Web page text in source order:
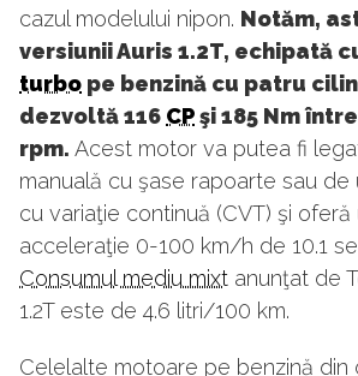
cazul modelului nipon. Notăm,
versiunii Auris 1.2T, echipată
turbo pe benzină cu patru
dezvoltă 116 CPşi 185 Nm
rpm. Acest motor va putea fi
manuală cu şase rapoarte sau de
cu variaţie continuă (CVT) şi
acceleraţie 0-100 km/h de 10.1
Consumul mediu mixt anunţat de
1.2T este de 4.6 litri/100 km.
Celelalte motoare pe benzină din